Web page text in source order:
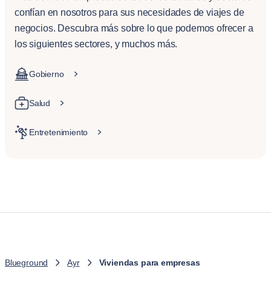
confían en nosotros para sus necesidades de viajes de
negocios. Descubra más sobre lo que podemos ofrecer a
los siguientes sectores, y muchos más.
Gobierno
Salud
Entretenimiento
Blueground Ayr Viviendas para empresas